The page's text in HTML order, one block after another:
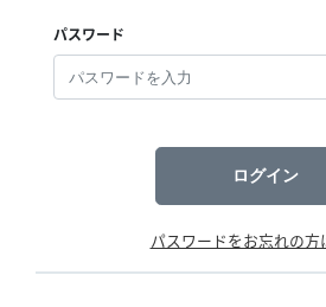
パスワード
ログイン
パスワードをお忘れの方